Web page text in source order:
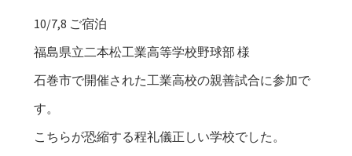
10/7,8 ご宿泊
福島県立二本松工業高等学校野球部 様
石巻市で開催された工業高校の親善試合に参加で
す。
こちらが恐縮する程礼儀正しい学校でした。